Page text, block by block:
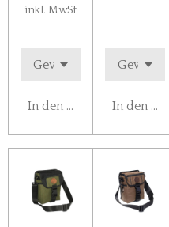
inkl. MwSt
In den Warenkorb
In den